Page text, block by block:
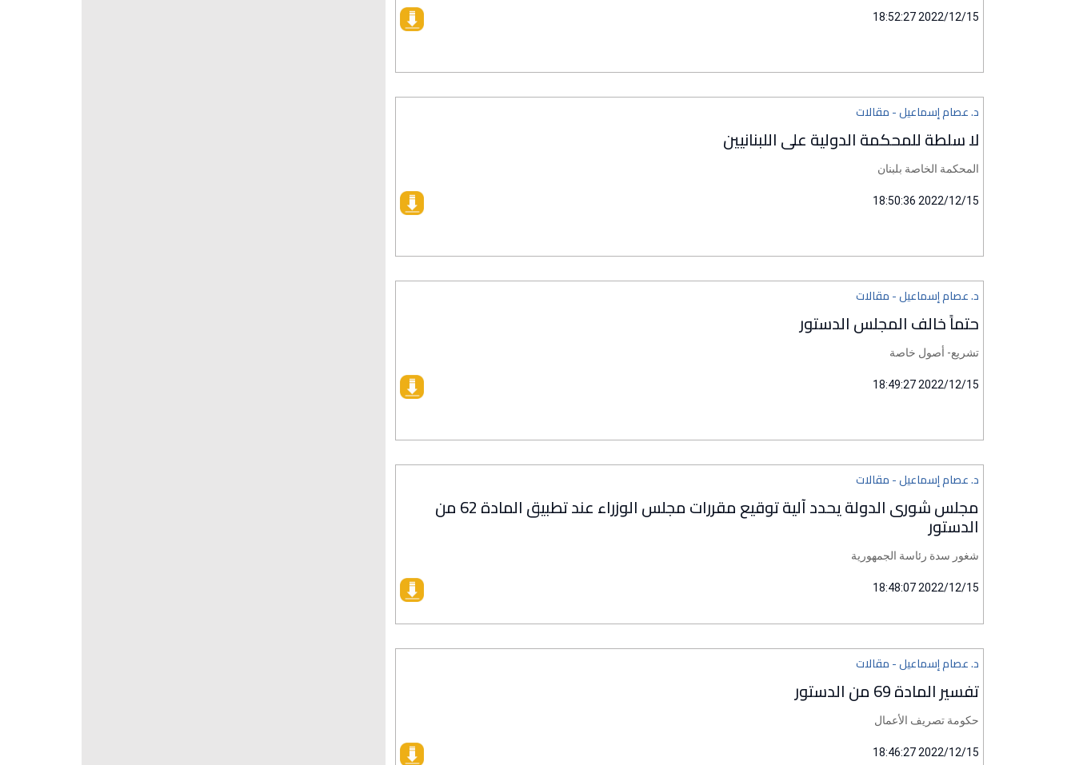
2022/12/15 18:52:27
د. عصام إسماعيل - مقالات
لا سلطة للمحكمة الدولية على اللبنانيين
المحكمة الخاصة بلبنان
2022/12/15 18:50:36
د. عصام إسماعيل - مقالات
حتماً خالف المجلس الدستور
تشريع- أصول خاصة
2022/12/15 18:49:27
د. عصام إسماعيل - مقالات
مجلس شورى الدولة يحدد آلية توقيع مقررات مجلس الوزراء عند تطبيق المادة 62 من
الدستور
شغور سدة رئاسة الجمهورية
2022/12/15 18:48:07
د. عصام إسماعيل - مقالات
تفسير المادة 69 من الدستور
حكومة تصريف الأعمال
2022/12/15 18:46:27